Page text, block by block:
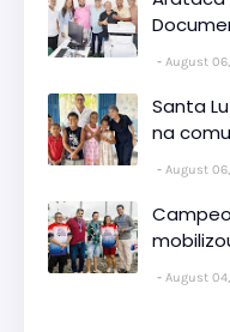
August
Santa
na
August
August